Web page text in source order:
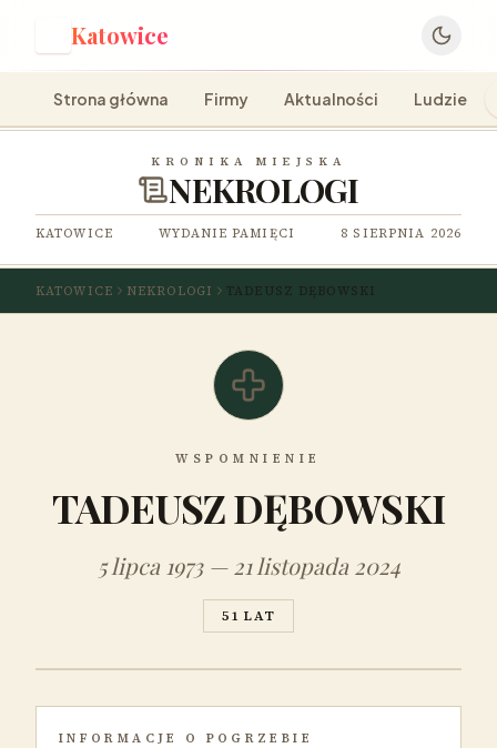
Katowice
Strona główna Firmy Aktualności Ludzie
KRONIKA MIEJSKA
NEKROLOGI
KATOWICE WYDANIE PAMIĘCI 8 SIERPNIA 2026
KATOWICE NEKROLOGI TADEUSZ DĘBOWSKI
WSPOMNIENIE
TADEUSZ DĘBOWSKI
5 lipca 1973 — 21 listopada 2024
51 LAT
INFORMACJE O POGRZEBIE